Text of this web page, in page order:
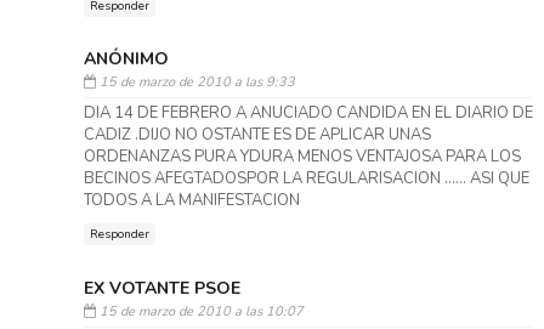
Responder
ANÓNIMO
15 de marzo de 2010 a las 9:33
DIA 14 DE FEBRERO A ANUCIADO CANDIDA EN EL DIARIO DE
CADIZ .DIJO NO OSTANTE ES DE APLICAR UNAS
ORDENANZAS PURA YDURA MENOS VENTAJOSA PARA LOS
BECINOS AFEGTADOSPOR LA REGULARISACION ...... ASI QUE
TODOS A LA MANIFESTACION
Responder
EX VOTANTE PSOE
15 de marzo de 2010 a las 10:07